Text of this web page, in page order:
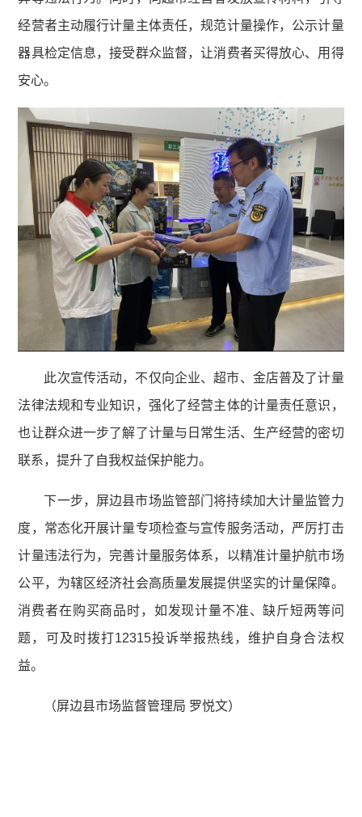
经营者主动履行计量主体责任，规范计量操作，公示计量
器具检定信息，接受群众监督，让消费者买得放心、用得
安心。
此次宣传活动，不仅向企业、超市、金店普及了计量
法律法规和专业知识，强化了经营主体的计量责任意识，
也让群众进一步了解了计量与日常生活、生产经营的密切
联系，提升了自我权益保护能力。
下一步，屏边县市场监管部门将持续加大计量监管力
度，常态化开展计量专项检查与宣传服务活动，严厉打击
计量违法行为，完善计量服务体系，以精准计量护航市场
公平，为辖区经济社会高质量发展提供坚实的计量保障。
消费者在购买商品时，如发现计量不准、缺斤短两等问
题，可及时拨打12315投诉举报热线，维护自身合法权
益。
（屏边县市场监督管理局 罗悦文）